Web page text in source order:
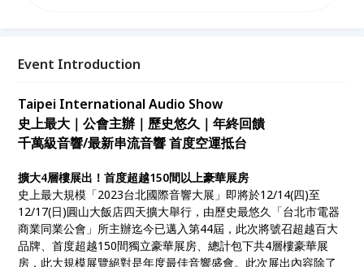
OK、黑膠唱片、CD之外，將首度融合珍藏品牌美酒跨
Event Introduction
Taipei International Audio Show
史上最大｜公會主辦｜歷史悠久｜年終回饋
千萬級音響/最新串流音響 首度空運抵台
擴大4層樓展出！首度超越150間以上豪華展房
史上最大規模「2023台北國際音響大展」即將於12/14(四)至
12/17(日)圓山大飯店四天擴大舉行，由歷史最悠久「台北市電器
商業同業公會」所主辦迄今已邁入第44屆，此次將號召超越百大
品牌、首度超越150間獨立豪華展房、總計包下共4層樓豪華展
房，此大規模展覽絕對是年度最佳音響盛會。此次展出內容除了